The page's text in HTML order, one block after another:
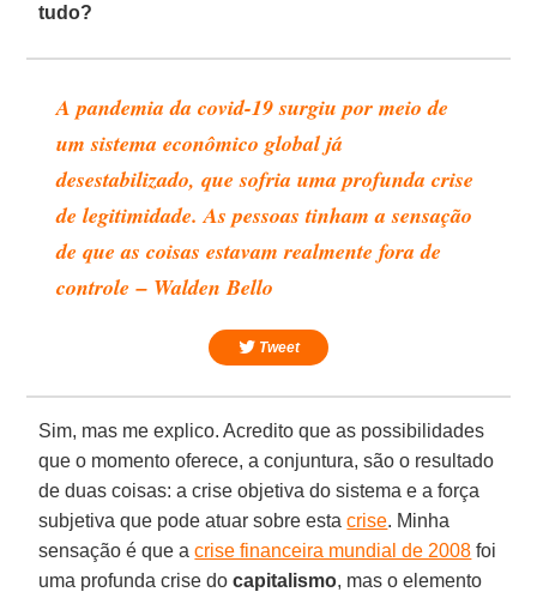
tudo?
A pandemia da covid-19 surgiu por meio de
um sistema econômico global já
desestabilizado, que sofria uma profunda crise
de legitimidade. As pessoas tinham a sensação
de que as coisas estavam realmente fora de
controle – Walden Bello
Tweet
Sim, mas me explico. Acredito que as possibilidades
que o momento oferece, a conjuntura, são o resultado
de duas coisas: a crise objetiva do sistema e a força
subjetiva que pode atuar sobre estacrise. Minha
sensação é que acrise financeira mundial de 2008 foi
uma profunda crise docapitalismo, mas o elemento